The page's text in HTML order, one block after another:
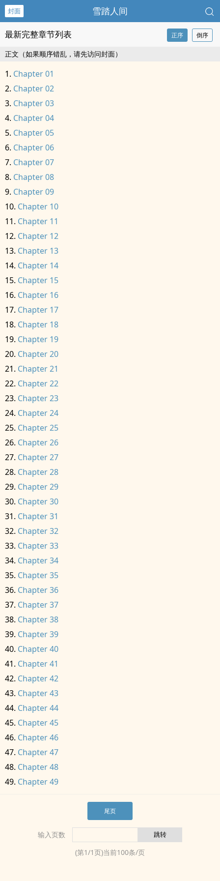
封面 雪踏人间
最新完整章节列表 正序 倒序
正文（如果顺序错乱，请先访问封面）
Chapter 01
Chapter 02
Chapter 03
Chapter 04
Chapter 05
Chapter 06
Chapter 07
Chapter 08
Chapter 09
Chapter 10
Chapter 11
Chapter 12
Chapter 13
Chapter 14
Chapter 15
Chapter 16
Chapter 17
Chapter 18
Chapter 19
Chapter 20
Chapter 21
Chapter 22
Chapter 23
Chapter 24
Chapter 25
Chapter 26
Chapter 27
Chapter 28
Chapter 29
Chapter 30
Chapter 31
Chapter 32
Chapter 33
Chapter 34
Chapter 35
Chapter 36
Chapter 37
Chapter 38
Chapter 39
Chapter 40
Chapter 41
Chapter 42
Chapter 43
Chapter 44
Chapter 45
Chapter 46
Chapter 47
Chapter 48
Chapter 49
尾页
输入页数
(第1/1页)当前100条/页